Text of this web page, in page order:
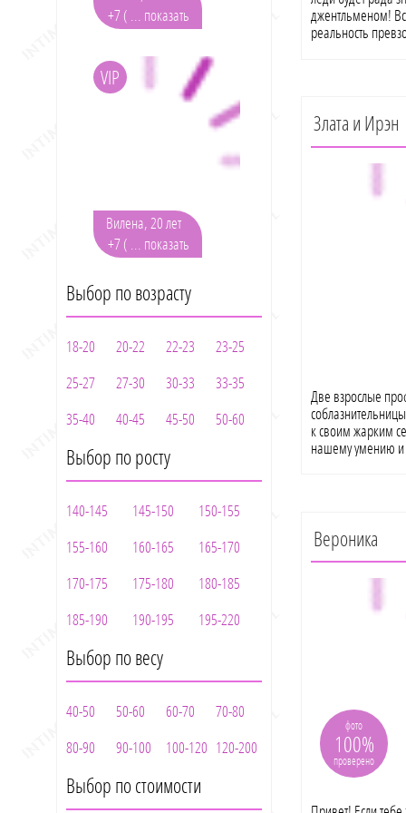
джентльменом!
реальность
Злата и Ирэн
Две взрослые
к своим жарким
нашему умению
компании? С
удовольствие в
дамы, мы сможем
твоей попкой
- уделим
нас есть
характера, с
Мы в паре
обожаем
груди!Обещаем,
горячем
урологический
игрушки, минет
может, ты
Вероника
фото
100%
проверено
+7 ( ... показать
Вилена, 20 лет
+7 ( ... показать
VIP
Выбор по возрасту
18-20 20-22 22-23
23-25
25-27
27-30 30-33
33-35
35-40
40-45 45-50 50-60
Выбор по росту
140-145 145-150
150-155
155-160
160-165
165-170
170-175
175-180
180-185
185-190
190-195 195-220
Выбор по весу
40-50 50-60 60-70
70-80
80-90
90-100 100-120 120-200
Выбор по стоимости